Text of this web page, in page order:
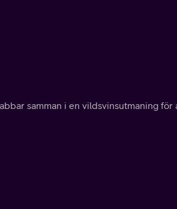
samman i en vildsvinsutmaning för